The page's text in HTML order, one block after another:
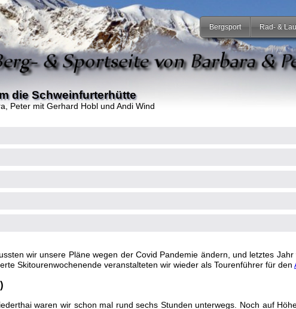
Bergsport Rad- &
die Schweinfurterhütte
Peter mit Gerhard Hobl und Andi Wind
wir unsere Pläne wegen der Covid Pandemie ändern, und letztes
Skitourenwochenende veranstalteten wir wieder als Tourenführer für den
waren wir schon mal rund sechs Stunden unterwegs. Noch auf